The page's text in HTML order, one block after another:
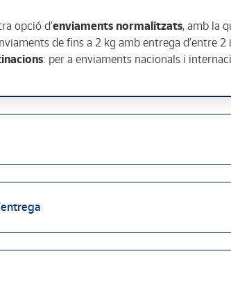
opció d’enviaments normalitzats, amb la
de fins a 2 kg amb entrega d’entre 2
: per a enviaments nacionals i